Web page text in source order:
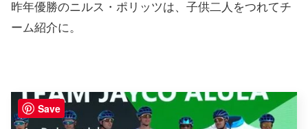
昨年優勝のニルス・ポリッツは、子供二人をつれてチ
ーム紹介に。
Save